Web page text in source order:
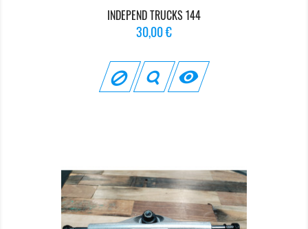
INDEPEND TRUCKS 144
Prix
30,00 €
